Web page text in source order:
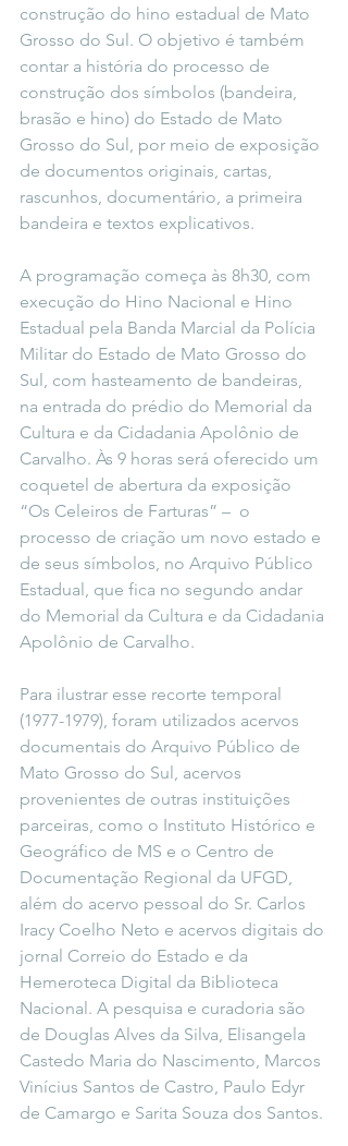
construção do hino estadual de Mato
Grosso do Sul. O objetivo é também
contar a história do processo de
construção dos símbolos (bandeira,
brasão e hino) do Estado de Mato
Grosso do Sul, por meio de exposição
de documentos originais, cartas,
rascunhos, documentário, a primeira
bandeira e textos explicativos.
A programação começa às 8h30, com
execução do Hino Nacional e Hino
Estadual pela Banda Marcial da Polícia
Militar do Estado de Mato Grosso do
Sul, com hasteamento de bandeiras,
na entrada do prédio do Memorial da
Cultura e da Cidadania Apolônio de
Carvalho. Às 9 horas será oferecido um
coquetel de abertura da exposição
“Os Celeiros de Farturas” –  o
processo de criação um novo estado e
de seus símbolos, no Arquivo Público
Estadual, que fica no segundo andar
do Memorial da Cultura e da Cidadania
Apolônio de Carvalho.
Para ilustrar esse recorte temporal
(1977-1979), foram utilizados acervos
documentais do Arquivo Público de
Mato Grosso do Sul, acervos
provenientes de outras instituições
parceiras, como o Instituto Histórico e
Geográfico de MS e o Centro de
Documentação Regional da UFGD,
além do acervo pessoal do Sr. Carlos
Iracy Coelho Neto e acervos digitais do
jornal Correio do Estado e da
Hemeroteca Digital da Biblioteca
Nacional. A pesquisa e curadoria são
de Douglas Alves da Silva, Elisangela
Castedo Maria do Nascimento, Marcos
Vinícius Santos de Castro, Paulo Edyr
de Camargo e Sarita Souza dos Santos.